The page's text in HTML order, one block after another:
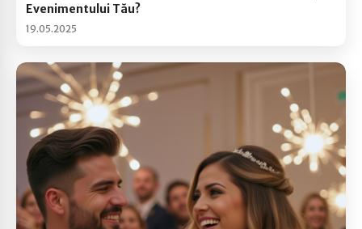
Evenimentului Tău?
19.05.2025